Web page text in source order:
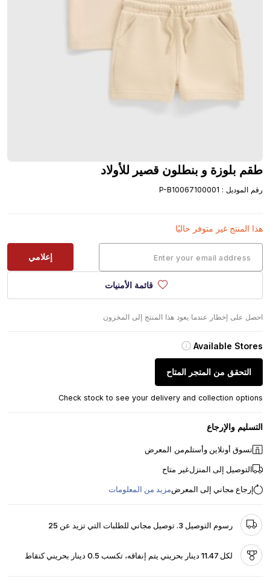
طقم بلوزة و بنطلون قصير للأولاد
رقم الموديل :
P-B10067100001
هذا المنتج غير متوفر حاليًا
إعلامي
قائمة الأمنيات
احصل على إخطار عندما يعود هذا المنتج إلى المخزون
Available Stores
التحقق من المتجر المتاح
Check stock to see your delivery and collection options
التسليم والإرجاع
تسوق أونلاين وأستلممن المعرض
التوصيل إلى المنزلغير متاح
إرجاع مجاني إلى المعرضمزيد من المعلومات
رسوم التوصيل 3. توصيل مجاني للطلبات التي تزيد عن 25
لكل 11.47 دينار بحريني يتم إنفاقه، تكسب 0.5 دينار بحريني كنقاط